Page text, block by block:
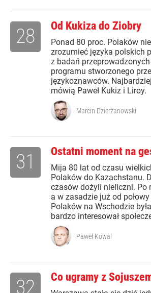
Od Kukiza do Ziobry
Ponad 80 proc. Polaków
zrozumieć języka polskich
z badań
programu stworzonego
językoznawców.
mówią Paweł Kukiz i Liroy.
28
Marcin Dzierżanowski
Ostatni moment na
Mija 80 lat od czasu
Polaków do Kazachstanu.
czasów dożyli nieliczni. Po
a w zasadzie już od
Polaków na Wschodzie
bardzo interesował
31
Paweł Kowal
Co ugramy z
32